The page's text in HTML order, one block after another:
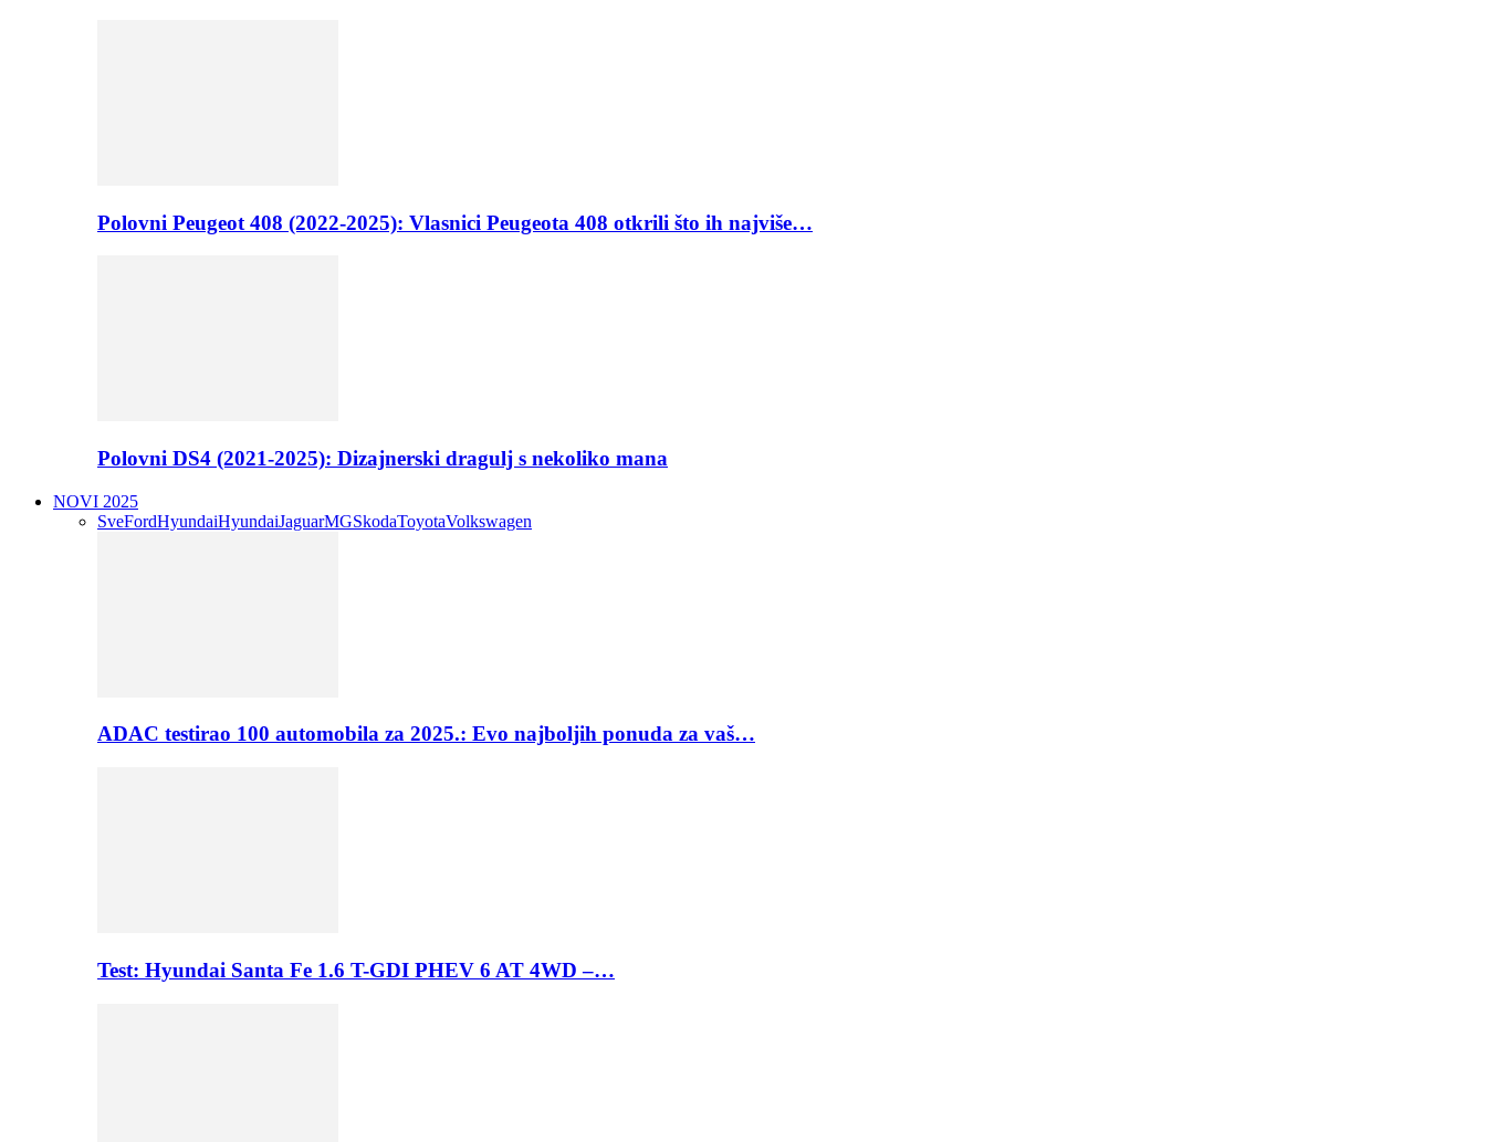
Polovni Peugeot 408 (2022-2025): Vlasnici Peugeota 408 otkrili što ih najviše…
Polovni DS4 (2021-2025): Dizajnerski dragulj s nekoliko mana
NOVI 2025
SveFordHyundaiHyundaiJaguarMGSkodaToyotaVolkswagen
ADAC testirao 100 automobila za 2025.: Evo najboljih ponuda za vaš…
Test: Hyundai Santa Fe 1.6 T-GDI PHEV 6 AT 4WD –…